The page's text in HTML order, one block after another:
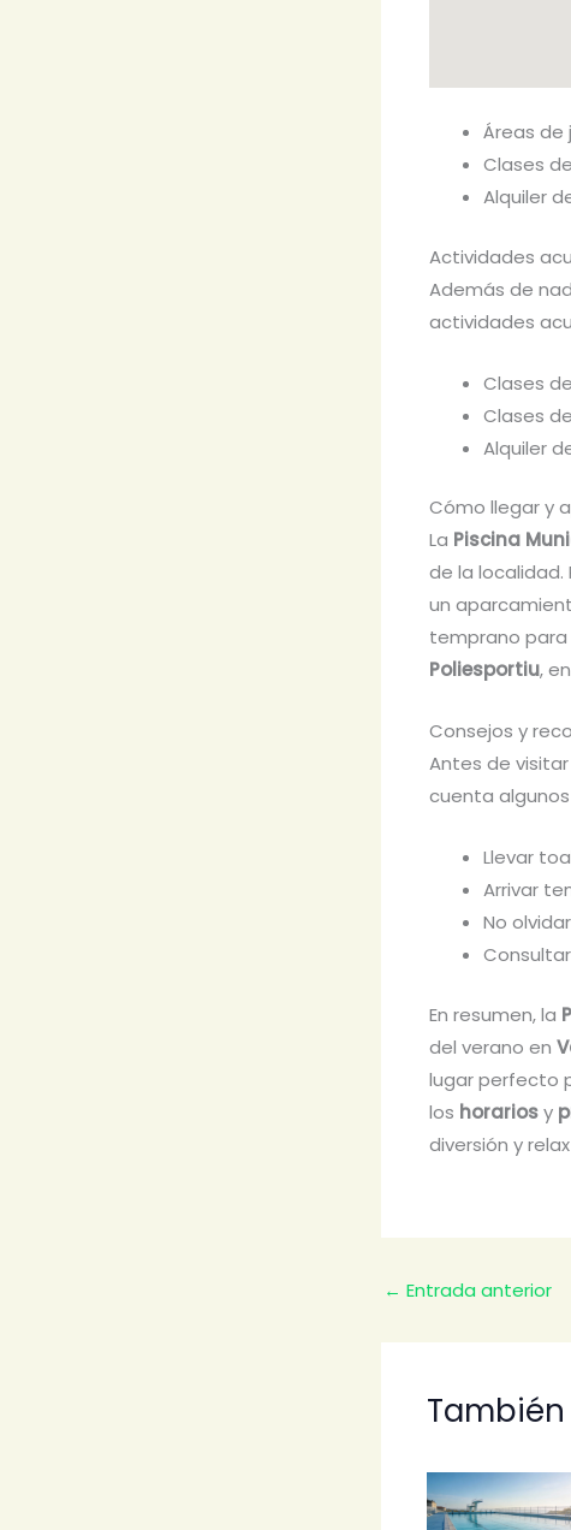
Áreas de
Clases
Alquiler
Actividades
Además de
actividades
Clases
Clases
Alquiler
Cómo llegar y
La Piscina
de la localidad.
un
temprano para
Poliesportiu, en
Consejos y
Antes de visitar
cuenta
Llevar
Arrivar
No
En resumen, la
del verano en
lugar perfecto
los horariosy
diversión y
← Entrada anterior